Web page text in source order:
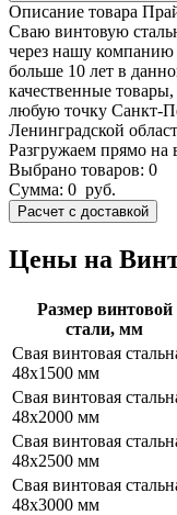
Описание товара
Сваю винтовую
через нашу
больше 10 лет в
качественные
любую точку Санкт-
Ленинградской
Разгружаем прямо на
Выбрано товаров: 0
Сумма: 0 руб.
Цены на
Размер винтовой
стали, мм
Свая винтовая
48х1500 мм
Свая винтовая
48х2000 мм
Свая винтовая
48х2500 мм
Свая винтовая
48х3000 мм